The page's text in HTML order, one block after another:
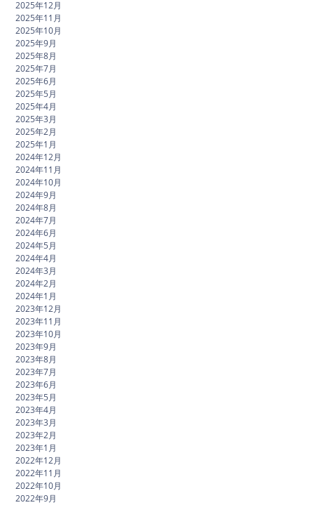
2025年12月
2025年11月
2025年10月
2025年9月
2025年8月
2025年7月
2025年6月
2025年5月
2025年4月
2025年3月
2025年2月
2025年1月
2024年12月
2024年11月
2024年10月
2024年9月
2024年8月
2024年7月
2024年6月
2024年5月
2024年4月
2024年3月
2024年2月
2024年1月
2023年12月
2023年11月
2023年10月
2023年9月
2023年8月
2023年7月
2023年6月
2023年5月
2023年4月
2023年3月
2023年2月
2023年1月
2022年12月
2022年11月
2022年10月
2022年9月